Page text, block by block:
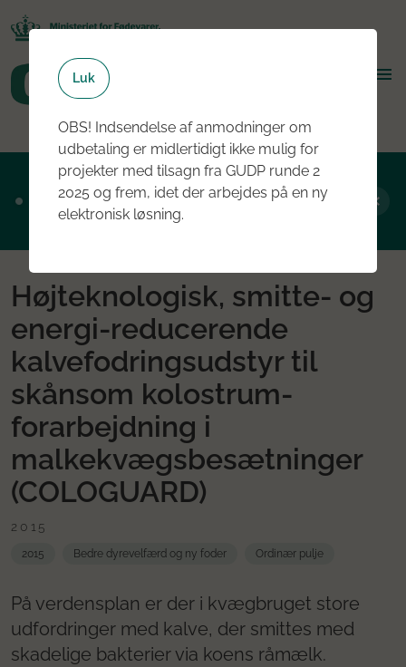
Ansøgningsrunde 2, 2026 er nu åben - læs
mere om rundens fokus her
Højteknologisk, smitte- og
energi-reducerende
kalvefodringsudstyr til
skånsom kolostrum-
forarbejdning i
malkekvægsbesætninger
(COLOGUARD)
2015
2015 Bedre dyrevelfærd og ny foder Ordinær pulje
På verdensplan er der i kvægbruget store
udfordringer med kalve, der smittes med
skadelige bakterier via koens råmælk.
Luk
OBS! Indsendelse af anmodninger om
udbetaling er midlertidigt ikke mulig for
projekter med tilsagn fra GUDP runde 2
2025 og frem, idet der arbejdes på en ny
elektronisk løsning.